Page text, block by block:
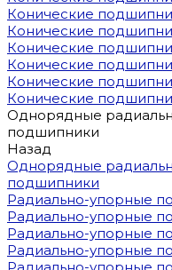
Конические
Конические
Конические
Конические
Конические
Конические
Однорядные
подшипники
Назад
Однорядные
подшипники
Радиально-упорные
Радиально-упорные
Радиально-упорные
Радиально-упорные